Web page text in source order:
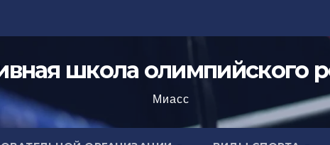
школа олимпийского
Миасс